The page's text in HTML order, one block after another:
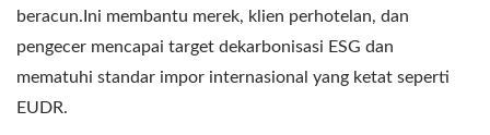
beracun.Ini membantu merek, klien perhotelan, dan
pengecer mencapai target dekarbonisasi ESG dan
mematuhi standar impor internasional yang ketat seperti
EUDR.